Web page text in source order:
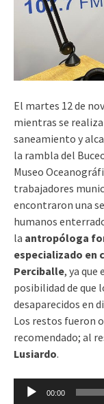
El martes 12 de
mientras se
saneamiento y
la rambla del
Museo
trabajadores
encontraron una
humanos
la antropóloga
especializado en
Perciballe, ya que
posibilidad de que
desaparecidos en
Los restos fueron
recomendado; al
Lusiardo.
Reproductor
00:00